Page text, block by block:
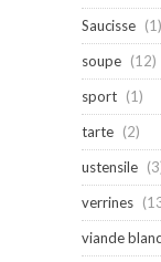
Saucisse (1)
soupe (12)
sport (1)
tarte (2)
ustensile
verrines
viande